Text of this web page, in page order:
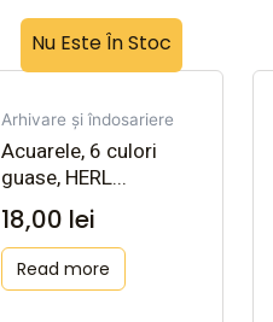
Nu Este În Stoc
Arhivare și îndosariere
Acuarele, 6 culori
guase, HERL...
18,00 lei
Read more